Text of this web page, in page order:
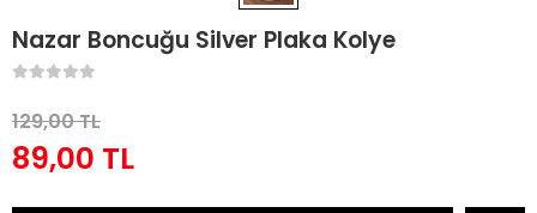
Nazar Boncuğu Silver Plaka Kolye
129,00 TL
89,00 TL